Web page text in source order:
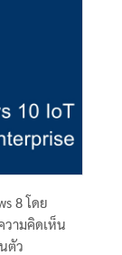
8 โดย
วามคิดเห็น
ตัว